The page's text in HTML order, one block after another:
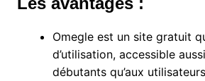
Omegle est un site gratuit
d’utilisation, accessible
débutants qu’aux